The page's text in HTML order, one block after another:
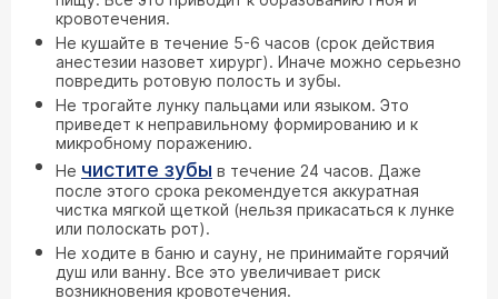
кровотечения.
Не кушайте в течение 5-6 часов (срок действия
анестезии назовет хирург). Иначе можно серьезно
повредить ротовую полость и зубы.
Не трогайте лунку пальцами или языком. Это
приведет к неправильному формированию и к
микробному поражению.
Не чистите зубы в течение 24 часов. Даже
после этого срока рекомендуется аккуратная
чистка мягкой щеткой (нельзя прикасаться к лунке
или полоскать рот).
Не ходите в баню и сауну, не принимайте горячий
душ или ванну. Все это увеличивает риск
возникновения кровотечения.